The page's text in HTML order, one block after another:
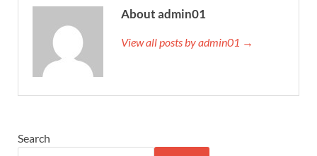
About admin01
View all posts by admin01 →
Search